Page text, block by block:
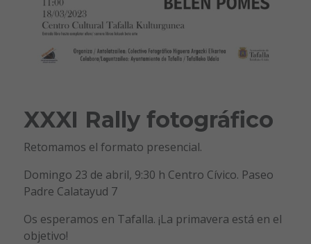
XXXI Rally fotográfico
Retomamos el formato presencial.
Domingo 23 de abril, 9:30 h Centro Cívico. Paseo
Padre Calatayud 7
Os esperamos en Tafalla. ¡La primavera está en el
objetivo!